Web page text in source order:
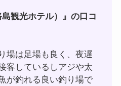
島観光ホテル）』の口コ
場は足場も良く、夜遅
客しているしアジや太
が釣れる良い釣り場で